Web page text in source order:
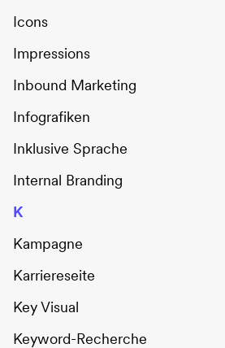
Icons
Impressions
Inbound Marketing
Infografiken
Inklusive Sprache
Internal Branding
K
Kampagne
Karriereseite
Key Visual
Keyword-Recherche